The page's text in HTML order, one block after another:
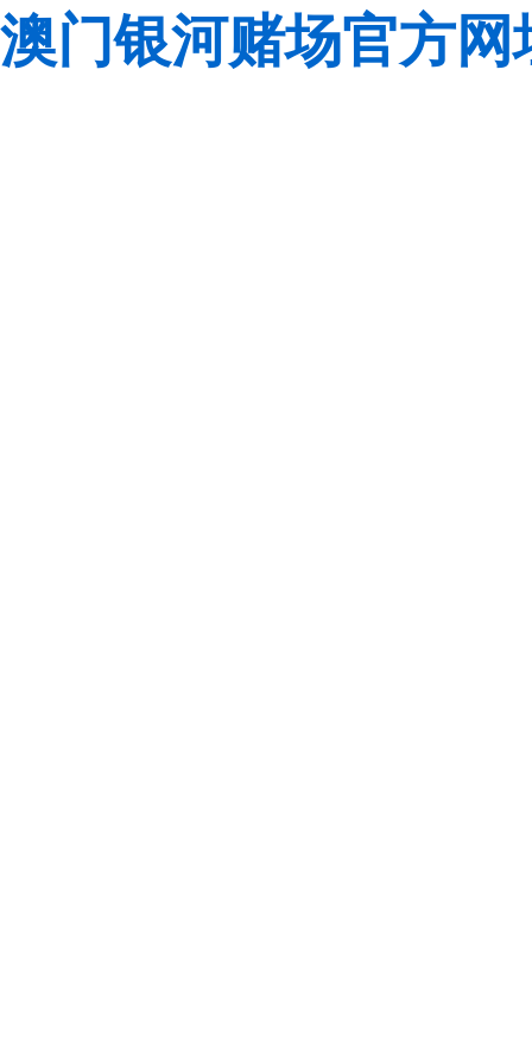
澳门银河赌场官方网